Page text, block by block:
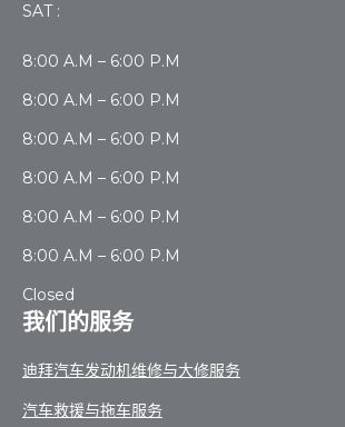
SAT :
8:00 A.M – 6:00 P.M
8:00 A.M – 6:00 P.M
8:00 A.M – 6:00 P.M
8:00 A.M – 6:00 P.M
8:00 A.M – 6:00 P.M
8:00 A.M – 6:00 P.M
Closed
我们的服务
迪拜汽车发动机维修与大修服务
汽车救援与拖车服务